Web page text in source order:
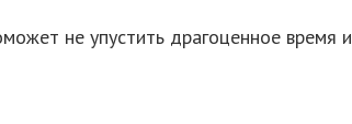
не упустить драгоценное время и